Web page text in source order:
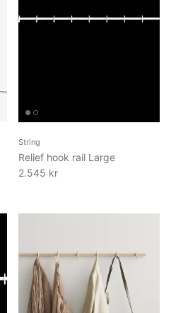
String
Relief hook rail Large
2.545 kr